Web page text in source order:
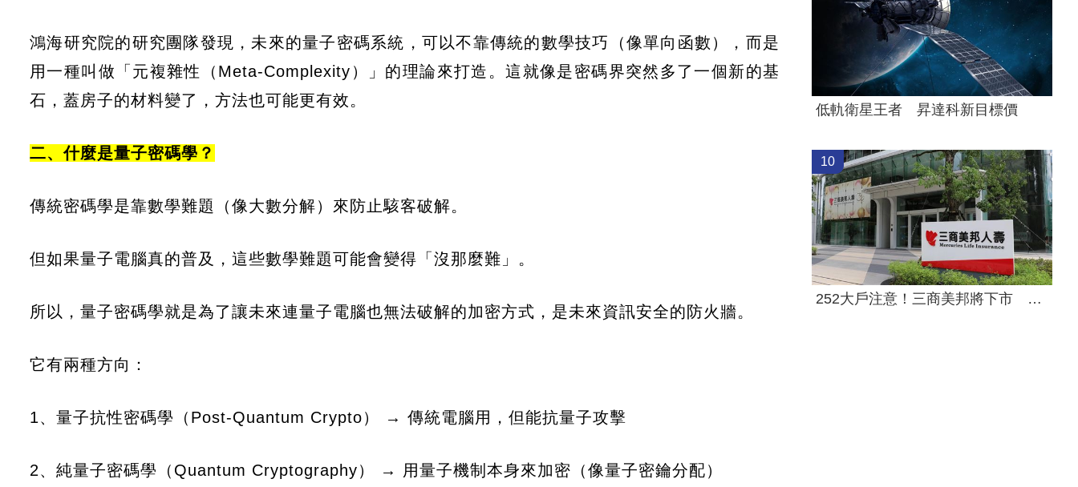
鴻海研究院的研究團隊發現，未來的量子密碼系統，可以不靠傳統的數學技巧（像單向函數），而是
用一種叫做「元複雜性（Meta-Complexity）」的理論來打造。這就像是密碼界突然多了一個新的基
石，蓋房子的材料變了，方法也可能更有效。
二、什麼是量子密碼學？
傳統密碼學是靠數學難題（像大數分解）來防止駭客破解。
但如果量子電腦真的普及，這些數學難題可能會變得「沒那麼難」。
所以，量子密碼學就是為了讓未來連量子電腦也無法破解的加密方式，是未來資訊安全的防火牆。
它有兩種方向：
1、量子抗性密碼學（Post-Quantum Crypto） → 傳統電腦用，但能抗量子攻擊
2、純量子密碼學（Quantum Cryptography） → 用量子機制本身來加密（像量子密鑰分配）
低軌衛星王者 昇達科新目標價
10
252大戶注意！三商美邦將下市 這天停牌